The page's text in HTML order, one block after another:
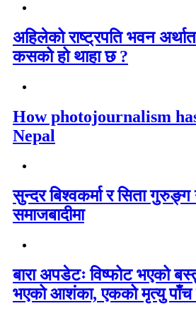
अहिलेको राष्ट्रपति भवन
कसको हो थाहा छ ?
How photojournalism
Nepal
सुन्दर बिश्वकर्मा र सिता
समाजबादीमा
बारा अपडेटः विष्फोट भएको
भएको आशंका, एकको मृत्यु पाँच